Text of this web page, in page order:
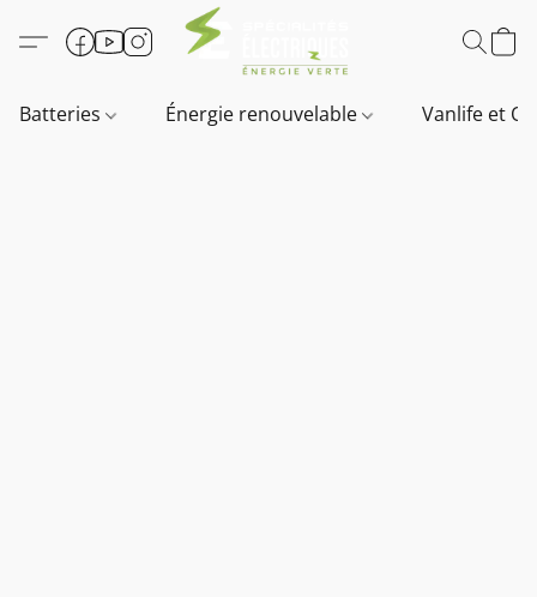
Batteries Énergie renouvelable Vanlife et